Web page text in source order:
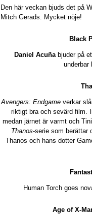
Den här veckan bjuds det på
Mitch Gerads. Mycket nöje!
Black
Daniel Acuñabjuder på
underbar
Avengers: Endgameverkar
riktigt bra och sevärd film.
medan järnet är varmt och
Thanos-serie som berättar
Thanos och hans dotter
Human Torch goes
Age of X-